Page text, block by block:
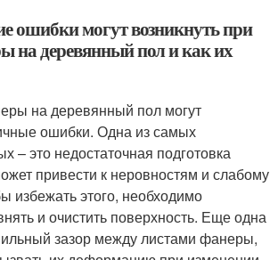
ошибки могут возникнуть при
на деревянный пол и как их
на деревянный пол могут
ошибки. Одна из самых
– это недостаточная подготовка
привести к неровностям и слабому
избежать этого, необходимо
и очистить поверхность. Еще одна
зазор между листами фанеры,